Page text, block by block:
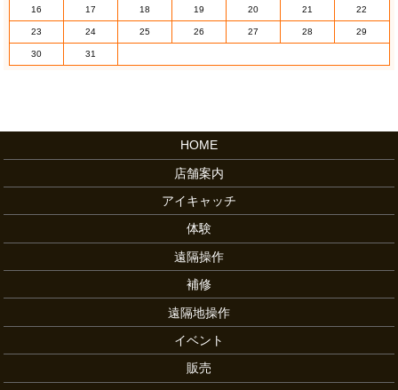
16 17 18 19 20 21 22
23 24 25 26 27 28 29
30 31
HOME
店舗案内
アイキャッチ
体験
遠隔操作
補修
遠隔地操作
イベント
販売